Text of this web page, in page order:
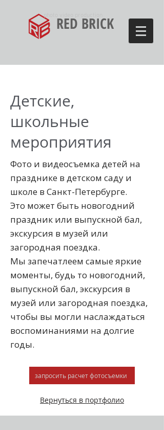
RED BRICK
photo video production
Детские,
школьные
мероприятия
Фото и видеосъемка детей на
празднике в детском саду и
школе в Санкт-Петербурге.
Это может быть новогодний
праздник или выпускной бал,
экскурсия в музей или
загородная поездка.
Мы запечатлеем самые яркие
моменты, будь то новогодний,
выпускной бал, экскурсия в
музей или загородная поездка,
чтобы вы могли наслаждаться
воспоминаниями на долгие
годы.
запросить расчет фотосъемки
Вернуться в портфолио